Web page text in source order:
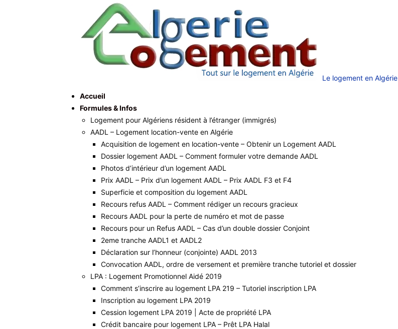
Le logement en Algérie
Accueil
Formules & Infos
Logement pour Algériens résident à l’étranger (immigrés)
AADL – Logement location-vente en Algérie
Acquisition de logement en location-vente – Obtenir un Logement AADL
Dossier logement AADL – Comment formuler votre demande AADL
Photos d’intérieur d’un logement AADL
Prix AADL – Prix d’un logement AADL – Prix AADL F3 et F4
Superficie et composition du logement AADL
Recours refus AADL – Comment rédiger un recours gracieux
Recours AADL pour la perte de numéro et mot de passe
Recours pour un Refus AADL – Cas d’un double dossier Conjoint
2eme tranche AADL1 et AADL2
Déclaration sur l’honneur (conjointe) AADL 2013
Convocation AADL, ordre de versement et première tranche tutoriel et dossier
LPA : Logement Promotionnel Aidé 2019
Comment s’inscrire au logement LPA 219 – Tutoriel inscription LPA
Inscription au logement LPA 2019
Cession logement LPA 2019 | Acte de propriété LPA
Crédit bancaire pour logement LPA – Prêt LPA Halal